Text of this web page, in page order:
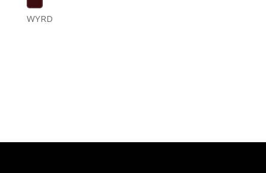
WYRD